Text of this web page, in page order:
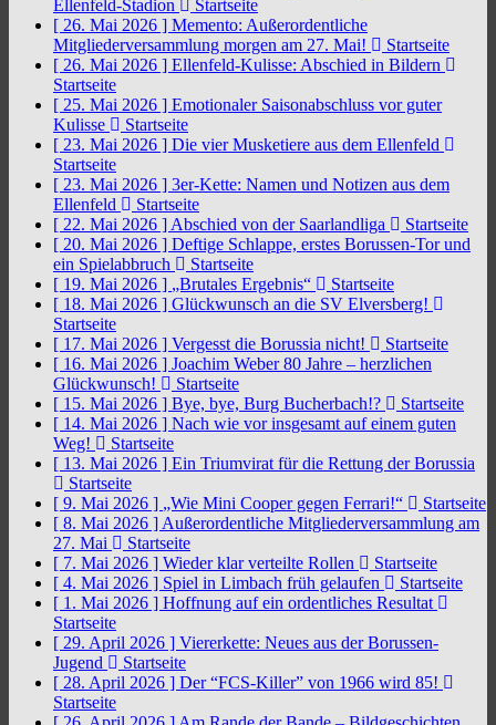
Ellenfeld-Stadion
Startseite
[ 26. Mai 2026 ] Memento: Außerordentliche
Mitgliederversammlung morgen am 27. Mai!
Startseite
[ 26. Mai 2026 ] Ellenfeld-Kulisse: Abschied in Bildern
Startseite
[ 25. Mai 2026 ] Emotionaler Saisonabschluss vor guter
Kulisse
Startseite
[ 23. Mai 2026 ] Die vier Musketiere aus dem Ellenfeld
Startseite
[ 23. Mai 2026 ] 3er-Kette: Namen und Notizen aus dem
Ellenfeld
Startseite
[ 22. Mai 2026 ] Abschied von der Saarlandliga
Startseite
[ 20. Mai 2026 ] Deftige Schlappe, erstes Borussen-Tor und
ein Spielabbruch
Startseite
[ 19. Mai 2026 ] „Brutales Ergebnis“
Startseite
[ 18. Mai 2026 ] Glückwunsch an die SV Elversberg!
Startseite
[ 17. Mai 2026 ] Vergesst die Borussia nicht!
Startseite
[ 16. Mai 2026 ] Joachim Weber 80 Jahre – herzlichen
Glückwunsch!
Startseite
[ 15. Mai 2026 ] Bye, bye, Burg Bucherbach!?
Startseite
[ 14. Mai 2026 ] Nach wie vor insgesamt auf einem guten
Weg!
Startseite
[ 13. Mai 2026 ] Ein Triumvirat für die Rettung der Borussia
Startseite
[ 9. Mai 2026 ] „Wie Mini Cooper gegen Ferrari!“
Startseite
[ 8. Mai 2026 ] Außerordentliche Mitgliederversammlung am
27. Mai
Startseite
[ 7. Mai 2026 ] Wieder klar verteilte Rollen
Startseite
[ 4. Mai 2026 ] Spiel in Limbach früh gelaufen
Startseite
[ 1. Mai 2026 ] Hoffnung auf ein ordentliches Resultat
Startseite
[ 29. April 2026 ] Viererkette: Neues aus der Borussen-
Jugend
Startseite
[ 28. April 2026 ] Der “FCS-Killer” von 1966 wird 85!
Startseite